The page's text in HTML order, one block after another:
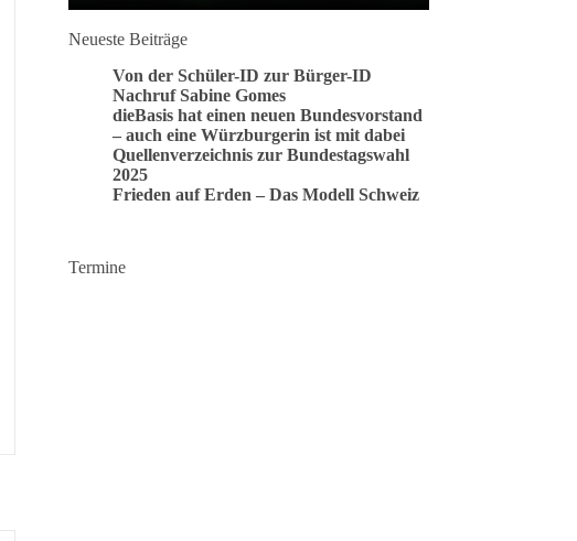
Neueste Beiträge
Von der Schüler-ID zur Bürger-ID
Nachruf Sabine Gomes
dieBasis hat einen neuen Bundesvorstand
– auch eine Würzburgerin ist mit dabei
Quellenverzeichnis zur Bundestagswahl
2025
Frieden auf Erden – Das Modell Schweiz
Termine